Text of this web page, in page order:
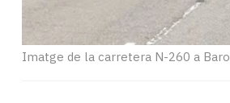
Imatge de la carretera N-260 a Baro